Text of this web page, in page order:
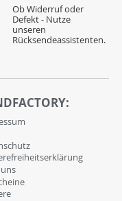
Ob Widerruf oder
Defekt - Nutze
unseren
Rücksendeassistenten.